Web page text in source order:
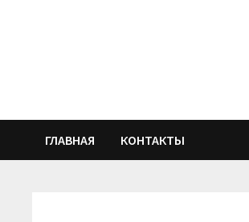
ГЛАВНАЯ КОНТАКТЫ